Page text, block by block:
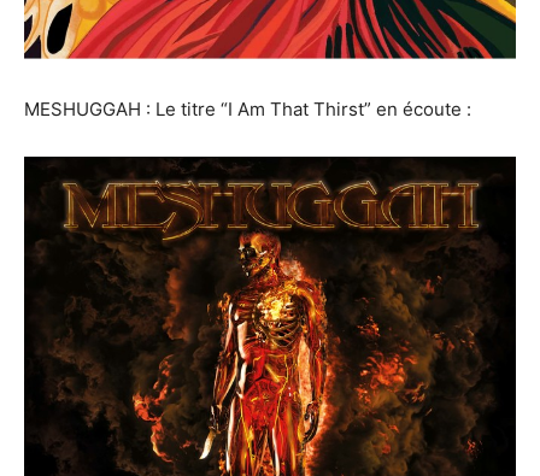
MESHUGGAH : Le titre “I Am That Thirst” en écoute :